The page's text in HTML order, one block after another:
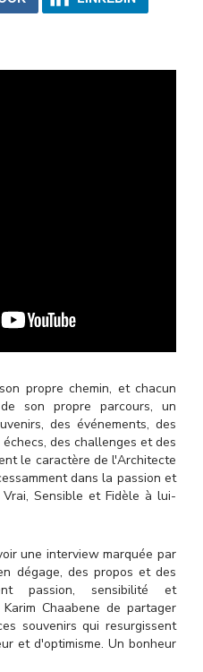
propre chemin, et chacun
son propre parcours, un
des événements, des
des challenges et des
le caractère de l'Architecte
dans la passion et
Sensible et Fidèle à lui-
une interview marquée par
dégage, des propos et des
passion, sensibilité et
Chaabene de partager
souvenirs qui resurgissent
et d'optimisme. Un bonheur